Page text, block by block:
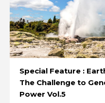
Special Feature :
The Challenge to
Power Vol.5